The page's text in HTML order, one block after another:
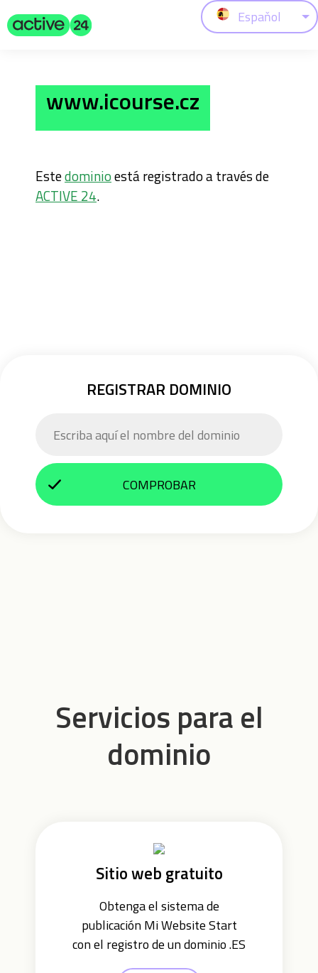
Espaňol
www.icourse.cz
Estedominioestá registrado a través de
ACTIVE 24.
REGISTRAR DOMINIO
COMPROBAR
Servicios para el
dominio
Sitio web gratuito
Obtenga el sistema de
publicación Mi Website Start
con el registro de un dominio .ES